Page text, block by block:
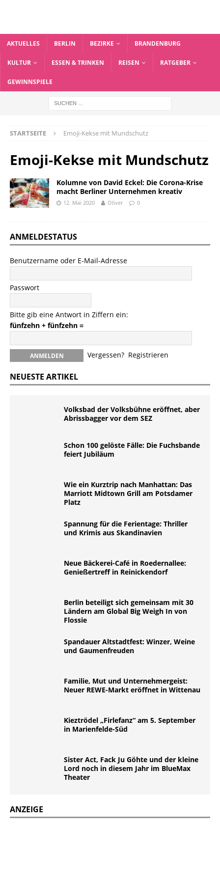
AKTUELLES BERLIN BEZIRKE BRANDENBURG
KULTUR ESSEN & TRINKEN REISEN RATGEBER
GEWINNSPIELE
STARTSEITE Emoji-Kekse mit Mundschutz
Emoji-Kekse mit Mundschutz
Kolumne von David Eckel: Die Corona-Krise
macht Berliner Unternehmen kreativ
12. Mai 2020 Oliver 0
ANMELDESTATUS
Benutzername oder E-Mail-Adresse
Passwort
Bitte gib eine Antwort in Ziffern ein:
fünfzehn + fünfzehn =
Vergessen? Registrieren
NEUESTE ARTIKEL
Volksbad der Volksbühne eröffnet, aber
Abrissbagger vor dem SEZ
Schon 100 gelöste Fälle: Die Fuchsbande
feiert Jubiläum
Wie ein Kurztrip nach Manhattan: Das
Marriott Midtown Grill am Potsdamer
Platz
Spannung für die Ferientage: Thriller
und Krimis aus Skandinavien
Neue Bäckerei-Café in Roedernallee:
Genießertreff in Reinickendorf
Berlin beteiligt sich gemeinsam mit 30
Ländern am Global Big Weigh In von
Flossie
Spandauer Altstadtfest: Winzer, Weine
und Gaumenfreuden
Familie, Mut und Unternehmergeist:
Neuer REWE-Markt eröffnet in Wittenau
Kieztrödel „Firlefanz“ am 5. September
in Marienfelde-Süd
Sister Act, Fack Ju Göhte und der kleine
Lord noch in diesem Jahr im BlueMax
Theater
ANZEIGE